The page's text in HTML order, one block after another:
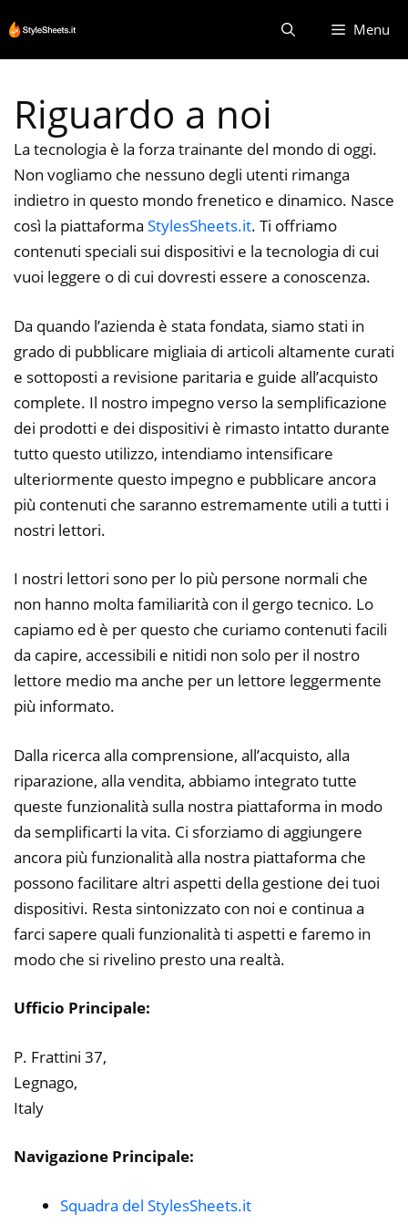
al
contenuto
Menu
Riguardo a noi
La tecnologia è la forza trainante del mondo di oggi.
Non vogliamo che nessuno degli utenti rimanga
indietro in questo mondo frenetico e dinamico. Nasce
così la piattaforma StylesSheets.it. Ti offriamo
contenuti speciali sui dispositivi e la tecnologia di cui
vuoi leggere o di cui dovresti essere a conoscenza.
Da quando l’azienda è stata fondata, siamo stati in
grado di pubblicare migliaia di articoli altamente curati
e sottoposti a revisione paritaria e guide all’acquisto
complete. Il nostro impegno verso la semplificazione
dei prodotti e dei dispositivi è rimasto intatto durante
tutto questo utilizzo, intendiamo intensificare
ulteriormente questo impegno e pubblicare ancora
più contenuti che saranno estremamente utili a tutti i
nostri lettori.
I nostri lettori sono per lo più persone normali che
non hanno molta familiarità con il gergo tecnico. Lo
capiamo ed è per questo che curiamo contenuti facili
da capire, accessibili e nitidi non solo per il nostro
lettore medio ma anche per un lettore leggermente
più informato.
Dalla ricerca alla comprensione, all’acquisto, alla
riparazione, alla vendita, abbiamo integrato tutte
queste funzionalità sulla nostra piattaforma in modo
da semplificarti la vita. Ci sforziamo di aggiungere
ancora più funzionalità alla nostra piattaforma che
possono facilitare altri aspetti della gestione dei tuoi
dispositivi. Resta sintonizzato con noi e continua a
farci sapere quali funzionalità ti aspetti e faremo in
modo che si rivelino presto una realtà.
Ufficio Principale:
P. Frattini 37,
Legnago,
Italy
Navigazione Principale:
Squadra del StylesSheets.it